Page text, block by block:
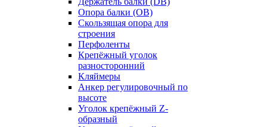
Опора балки (ОВ)
Скользящая опора для
строения
Перфоленты
Крепёжный уголок
разносторонний
Кляймеры
Анкер регулировочный по
высоте
Уголок крепёжный Z-
образный